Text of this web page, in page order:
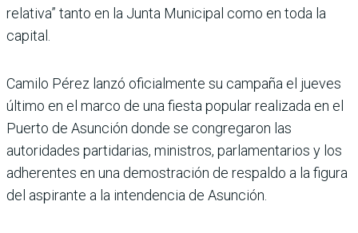
relativa” tanto en la Junta Municipal como en toda la
capital.
Camilo Pérez lanzó oficialmente su campaña el jueves
último en el marco de una fiesta popular realizada en el
Puerto de Asunción donde se congregaron las
autoridades partidarias, ministros, parlamentarios y los
adherentes en una demostración de respaldo a la figura
del aspirante a la intendencia de Asunción.